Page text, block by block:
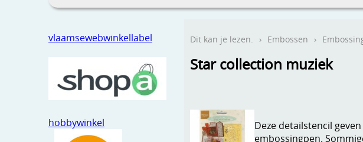
vlaamsewebwinkellabel
hobbywinkel
Dit kan je lezen. › Embossen ›
Star collection muziek
Deze detailstencil
embossingpen.